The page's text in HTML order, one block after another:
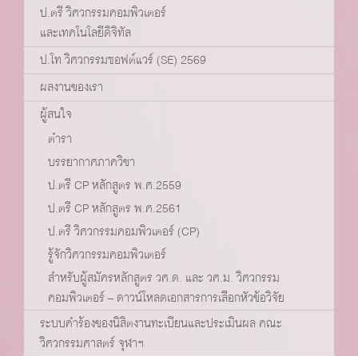
ป.ตรี วิศวกรรมคอมพิวเตอร์
และเทคโนโลยีดิจิทัล
ป.โท วิศวกรรมซอฟต์แวร์ (SE) 2569
ผลงานของเรา
ผู้สนใจ
ตำรา
บรรยากาศภาควิชา
ป.ตรี CP หลักสูตร พ.ศ.2559
ป.ตรี CP หลักสูตร พ.ศ.2561
ป.ตรี วิศวกรรมคอมพิวเตอร์ (CP)
รู้จักวิศวกรรมคอมพิวเตอร์
สำหรับผู้สมัครหลักสูตร วศ.ด. และ วศ.ม. วิศวกรรม
คอมพิวเตอร์ – ดาวน์โหลดเอกสารการเลือกหัวข้อวิจัย
ระบบคำร้องของนิสิตงานทะเบียนและประเมินผล คณะ
วิศวกรรมศาสตร์ จุฬาฯ